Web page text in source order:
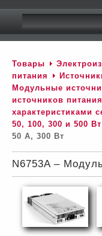
Товары
питания
Модульные
источников
характеристиками
50, 100, 300 и 500 Вт
50 А, 300 Вт
N6753A –